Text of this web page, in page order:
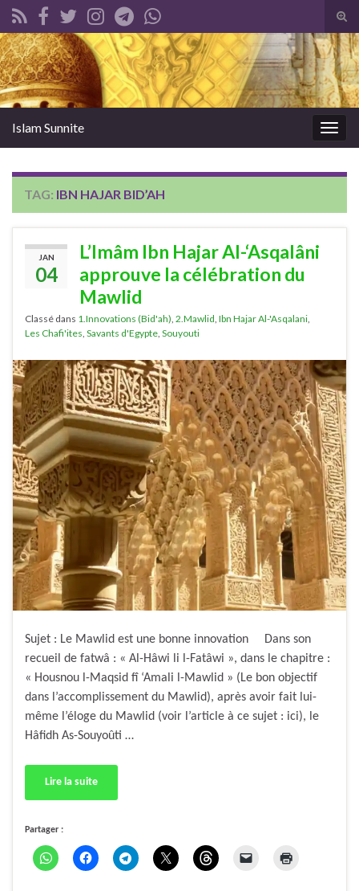
Search for:
Islam Sunnite
TAG: IBN HAJAR BID’AH
JAN
04
L’Imâm Ibn Hajar Al-‘Asqalâni
approuve la célébration du
Mawlid
Classé dans 1.Innovations (Bid'ah) 2.Mawlid Ibn Hajar Al-'Asqalani
Les Chafi'ites Savants d'Egypte Souyouti
Sujet : Le Mawlid est une bonne innovation Dans son
recueil de fatwâ : « Al-Hâwi li l-Fatâwi », dans le chapitre :
« Housnou l-Maqsid fî ‘Amali l-Mawlid » (Le bon objectif
dans l’accomplissement du Mawlid), après avoir fait lui-
même l’éloge du Mawlid (voir l’article à ce sujet : ici), le
Hâfidh As-Souyoûti …
Lire la suite
Partager :